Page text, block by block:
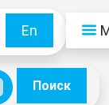
En
Поиск